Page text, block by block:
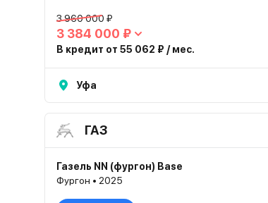
3 960 000 ₽
3 384 000 ₽
В кредит от 55 062 ₽ / мес.
Уфа
ГАЗ
Газель NN (фургон) Base
Фургон • 2025